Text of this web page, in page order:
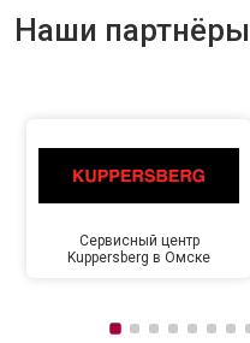
Наши партнёры
Сервисный центр
Kuppersberg в Омске